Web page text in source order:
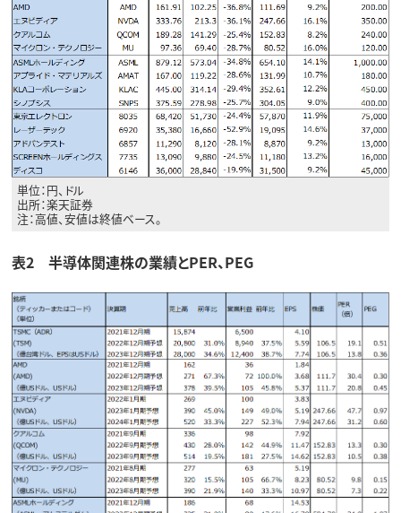
単位：円、ドル
出所：楽天証券
注：高値、安値は終値ベース。
表2 半導体関連株の業績とPER、PEG